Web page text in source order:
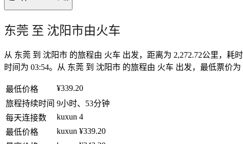
东莞 至 沈阳市由火车
从 东莞 到 沈阳市 的旅程由 火车 出发，距离为 2,272.72公里，耗
时间为 03:54。从 东莞 到 沈阳市 的旅程由 火车 出发，最低票价
最低价格
¥339.20
旅程持续时间 9小时、53分钟
每天连接数
kuxun 4
最低价格
kuxun ¥339.20